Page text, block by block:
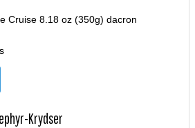
Cruise 8.18 oz (350g) dacron
Krydser